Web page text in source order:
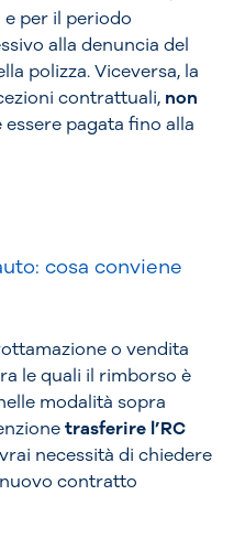
per il periodo
alla denuncia del
polizza. Viceversa, la
contrattuali, non
essere pagata fino alla
cosa conviene
o vendita
le quali il rimborso è
modalità sopra
trasferire l’RC
necessità di chiedere
contratto